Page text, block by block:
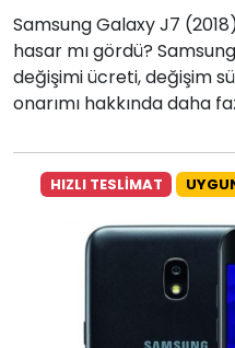
Samsung Galaxy J7
hasar mı gördü?
değişimi ücreti, değişim
onarımı hakkında daha
HIZLI TESLİMAT